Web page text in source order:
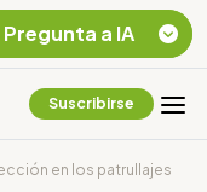
Suscribirse
en los patrullajes
Pregunta a IA
Chevron Ecuador